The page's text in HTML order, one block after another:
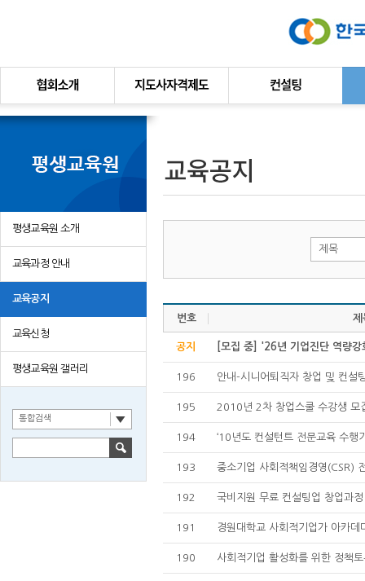
평생교육원 소개
교육과정 안내
교육공지
교육신청
평생교육원 갤러리
통합검색
제목
번호 제
공지 [모집 중] '26년 기업진단 역량강
196 안내-시니어퇴직자 창업 및 컨설
195 2010년 2차 창업스쿨 수강생 모
194 ‘10년도 컨설턴트 전문교육 수행
193 중소기업 사회적책임경영(CSR)
192 국비지원 무료 컨설팅업 창업과
191 경원대학교 사회적기업가 아카데
190 사회적기업 활성화를 위한 정책